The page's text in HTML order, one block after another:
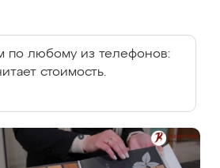
по любому из телефонов:
стоимость.